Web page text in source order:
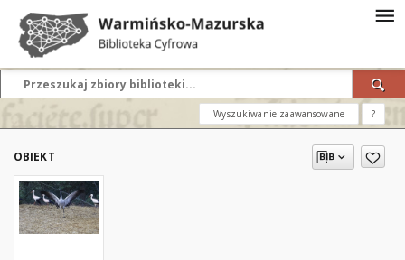
Wyszukiwanie zaawansowane ?
OBIEKT